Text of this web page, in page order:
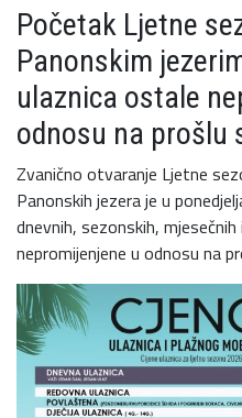
Početak Ljetne
Panonskim
ulaznica ostale
odnosu na prošlu
Zvanično otvaranje Ljetne
Panonskih jezera je u
dnevnih, sezonskih,
nepromijenjene u odnosu na